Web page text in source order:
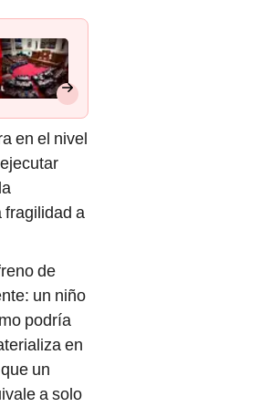
en el nivel
fragilidad a
de
un niño
podría
en
un
a solo